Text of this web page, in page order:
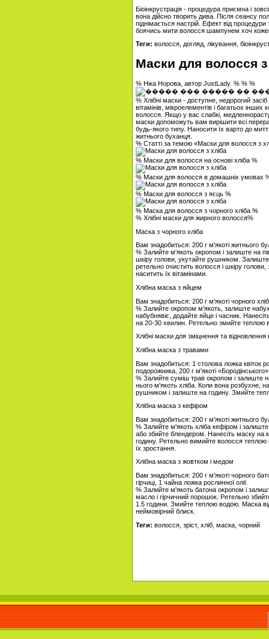
Біоінкрустрація - процедура приємна і
вона дійсно творить дива. Після сеансу
піднімається настрій. Ефект від
боячись мити волосся шампунем хоч
Теги: волосся, догляд, лікування,
Маски для волосся з
% Ніка Норова, автор JustLady. % % %
% Хлібні маски - доступне, недорогий
вітамінів, мікроелементів і багатьох
волосся. Якщо у вас слабкі,
маски допоможуть вам вирішити всі
будь-якого типу. Наносити їх варто до
житнього буханця.
% Статті за темою «Маски для волосся з
% Маски для волосся на основі хліба %
% Маски для волосся в домашніх умовах
% Маски для волосся з яєць %
% Маска для волосся з чорного хліба %
% Хлібні маски для жирного волосся%
Маска з чорного хліба
Вам знадобиться: 200 г м'якоті житнього
% Залийте м'якоть окропом і залиште на
шкіру голови, укутайте рушником.
ретельно очистить волосся і шкіру
наситить їх вітамінами.
Хлібна маска з яйцем
Вам знадобиться: 200 г м'якоті чорного
% Залийте окропом м'якоть, залиште
набубнявіє, додайте яйце і часник.
на 20-30 хвилин. Ретельно змийте теплою
Хлібні маски для зміцнення та відновлення
Хлібна маска з травами
Вам знадобиться: 1 столова ложка квіток
подорожника, 200 г м'якоті
% Залийте суміш трав окропом і залиште
нього м'якоть хліба. Коли вона розбухне,
рушником і залиште на годину. Змийте
Хлібна маска з кефіром
Вам знадобиться: 200 г м'якоті житнього
% Залийте м'якоть хліба кефіром і
або збийте блендером. Нанесіть маску на
годину. Ретельно вимийте волосся
їх зростання.
Хлібна маска з жовтком і медом
Вам знадобиться: 200 г м'якоті чорного
гірчиці, 1 чайна ложка рослинної олії.
% Залийте м'якоть батона окропом і
масло і гірчичний порошок. Ретельно
1.5 години. Змийте теплою водою. Маска
неймовірний блиск.
Теги: волосся, зріст, хліб, маска, чорний